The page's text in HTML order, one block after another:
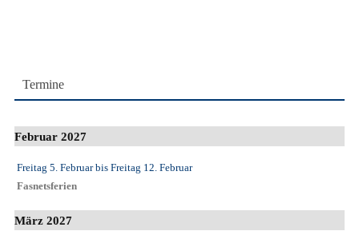
Termine
Februar 2027
Freitag 5. Februarbis Freitag 12. Februar
Fasnetsferien
März 2027